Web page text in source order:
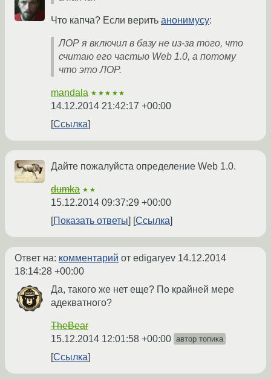
Что капча? Если верить анонимусу:
ЛОР я включил в базу не из-за того, что
считаю его частью Web 1.0, а потому
что это ЛОР.
mandala ★★★★★
14.12.2014 21:42:17 +00:00
Ссылка
Дайте пожалуйста определение Web 1.0.
dumka ★★
15.12.2014 09:37:29 +00:00
Показать ответы
Ссылка
Ответ на: комментарий от edigaryev 14.12.2014
18:14:28 +00:00
Да, такого же нет еще? По крайней мере
адекватного?
TheBear
15.12.2014 12:01:58 +00:00 автор топика
Ссылка